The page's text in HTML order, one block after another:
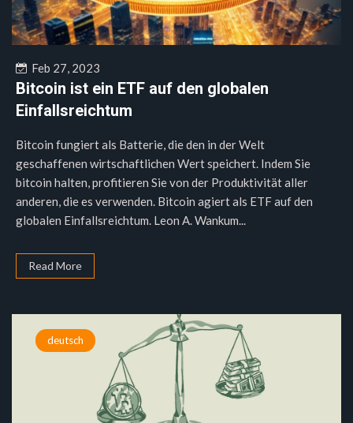
Feb 27, 2023
Bitcoin ist ein ETF auf den globalen
Einfallsreichtum
Bitcoin fungiert als Batterie, die den in der Welt
geschaffenen wirtschaftlichen Wert speichert. Indem Sie
bitcoin halten, profitieren Sie von der Produktivität aller
anderen, die es verwenden. Bitcoin agiert als ETF auf den
globalen Einfallsreichtum. Leon A. Wankum...
Read More
deutsch